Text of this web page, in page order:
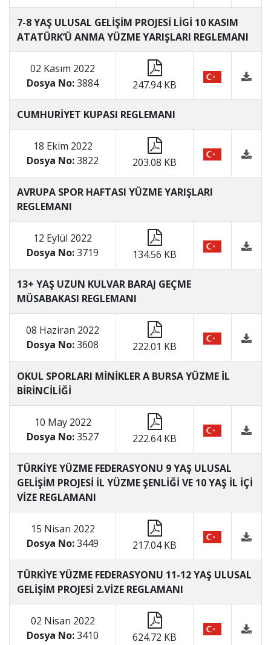
7-8 YAŞ ULUSAL GELİŞİM PROJESİ LİGİ 10 KASIM
ATATÜRK’Ü ANMA YÜZME YARIŞLARI REGLEMANI
02 Kasım 2022
Dosya No:3884 247.94 KB
CUMHURİYET KUPASI REGLEMANI
18 Ekim 2022
Dosya No:3822 203.08 KB
AVRUPA SPOR HAFTASI YÜZME YARIŞLARI
REGLEMANI
12 Eylül 2022
Dosya No:3719 134.56 KB
13+ YAŞ UZUN KULVAR BARAJ GEÇME
MÜSABAKASI REGLEMANI
08 Haziran 2022
Dosya No:3608 222.01 KB
OKUL SPORLARI MİNİKLER A BURSA YÜZME İL
BİRİNCİLİĞİ
10 May 2022
Dosya No:3527 222.64 KB
TÜRKİYE YÜZME FEDERASYONU 9 YAŞ ULUSAL
GELİŞİM PROJESİ İL YÜZME ŞENLİĞİ VE 10 YAŞ İL İÇİ
VİZE REGLAMANI
15 Nisan 2022
Dosya No:3449 217.04 KB
TÜRKİYE YÜZME FEDERASYONU 11-12 YAŞ ULUSAL
GELİŞİM PROJESİ 2.VİZE REGLAMANI
02 Nisan 2022
Dosya No:3410 624.72 KB